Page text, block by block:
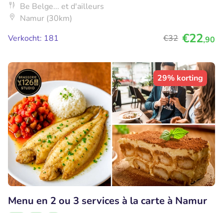
Be Belge... et d'ailleurs
Namur (30km)
Verkocht: 181
€32 €22,90
29% korting
Menu en 2 ou 3 services à la carte à Namur